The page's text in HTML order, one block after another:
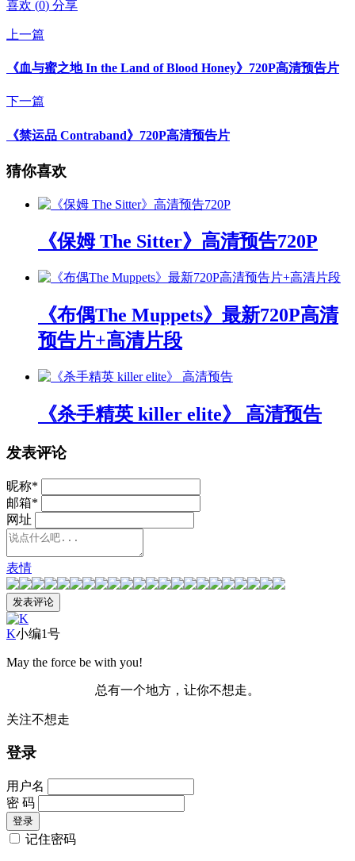
喜欢 (0) 分享
上一篇
《血与蜜之地 In the Land of Blood Honey》720P高清预告片
下一篇
《禁运品 Contraband》720P高清预告片
猜你喜欢
《保姆 The Sitter》高清预告720P
《布偶The Muppets》最新720P高清
预告片+高清片段
《杀手精英 killer elite》 高清预告
发表评论
昵称*
邮箱*
网址
表情
K小编1号
May the force be with you!
总有一个地方，让你不想走。
关注不想走
登录
用户名
密 码
记住密码